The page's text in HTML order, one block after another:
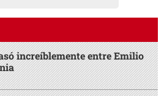
increíblemente entre Emilio